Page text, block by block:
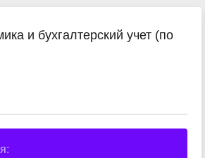
и бухгалтерский учет (по